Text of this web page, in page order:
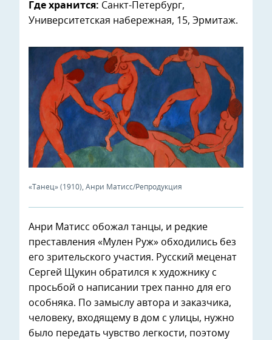
Где хранится: Санкт-Петербург,
Университетская набережная, 15, Эрмитаж.
«Танец» (1910), Анри Матисс/Репродукция
Анри Матисс обожал танцы, и редкие
преставления «Мулен Руж» обходились без
его зрительского участия. Русский меценат
Сергей Щукин обратился к художнику с
просьбой о написании трех панно для его
особняка. По замыслу автора и заказчика,
человеку, входящему в дом с улицы, нужно
было передать чувство легкости, поэтому